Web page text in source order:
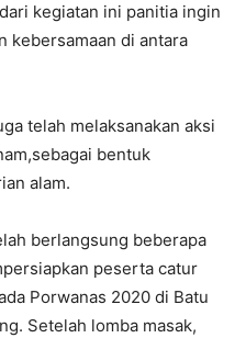
kegiatan ini panitia ingin
kebersamaan di antara
telah melaksanakan aksi
bentuk
alam.
berlangsung beberapa
peserta catur
Porwanas 2020 di Batu
Setelah lomba masak,